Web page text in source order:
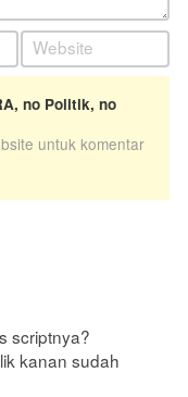
no Politik, no
untuk komentar
scriptnya?
kanan sudah